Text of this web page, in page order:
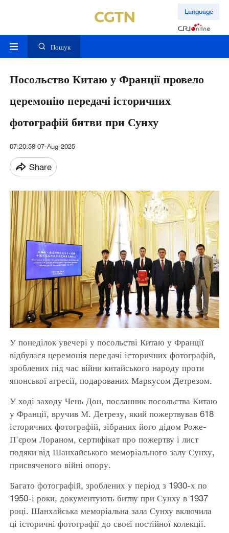
Language
Пошук
Посольство Китаю у Франції провело
церемонію передачі історичних
фотографій битви при Сунху
07:20:58 07-Aug-2025
Share
У понеділок увечері у посольстві Китаю у Франції
відбулася церемонія передачі історичних фотографій,
зроблених під час війни китайського народу проти
японської агресії, подарованих Маркусом Детрезом.
У ході заходу Чень Дон, посланник посольства Китаю
у Франції, вручив М. Детрезу, який пожертвував 618
історичних фотографій, зібраних його дідом Роже-
П'єром Лораном, сертифікат про пожертву і лист
подяки від Шанхайського меморіального залу Сунху,
присвяченого війні опору.
Багато фотографій, зроблених у період з 1930-х по
1950-і роки, документують битву при Сунху в 1937
році. Шанхайська меморіальна зала Сунху включила
ці історичні фотографії до своєї постійної колекції.